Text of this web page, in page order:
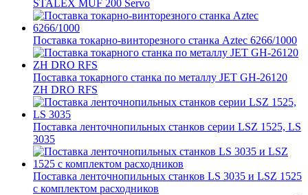
STALEX MUF 200 Servo
Поставка токарно-винторезного станка Aztec 6266/1000
Поставка токарного станка по металлу JET GH-26120
ZH DRO RFS
Поставка ленточнопильных станков серии LSZ 1525, LS
3035
Поставка ленточнопильных станков LS 3035 и LSZ 1525
с комплектом расходников